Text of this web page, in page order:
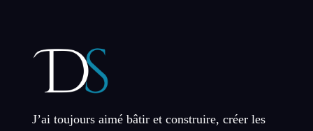
J’ai toujours aimé bâtir et construire, créer les